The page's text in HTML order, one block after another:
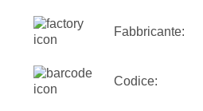
Fabbricante:
Codice: